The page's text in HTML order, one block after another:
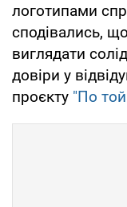
логотипами
сподівались,
виглядати
довіри у
проєкту "По